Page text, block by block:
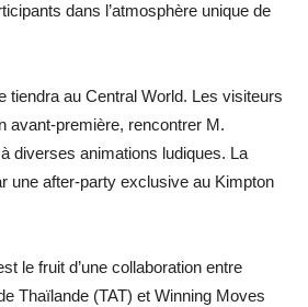
dans l’atmosphère unique de
tiendra au Central World. Les visiteurs
avant-première, rencontrer M.
diverses animations ludiques. La
une after-party exclusive au Kimpton
le fruit d’une collaboration entre
Thaïlande (TAT) et Winning Moves